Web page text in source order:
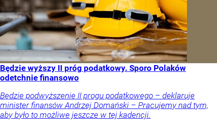
Będzie wyższy II próg podatkowy. Sporo Polaków
odetchnie finansowo
Będzie podwyższenie II progu podatkowego – deklaruje
minister finansów Andrzej Domański – Pracujemy nad tym,
aby było to możliwe jeszcze w tej kadencji.